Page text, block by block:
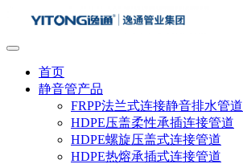
首页
静音管产品
FRPP法兰式连接静音排水管道
HDPE压盖柔性承插连接管道
HDPE螺旋压盖式连接管道
HDPE热熔承插式连接管道